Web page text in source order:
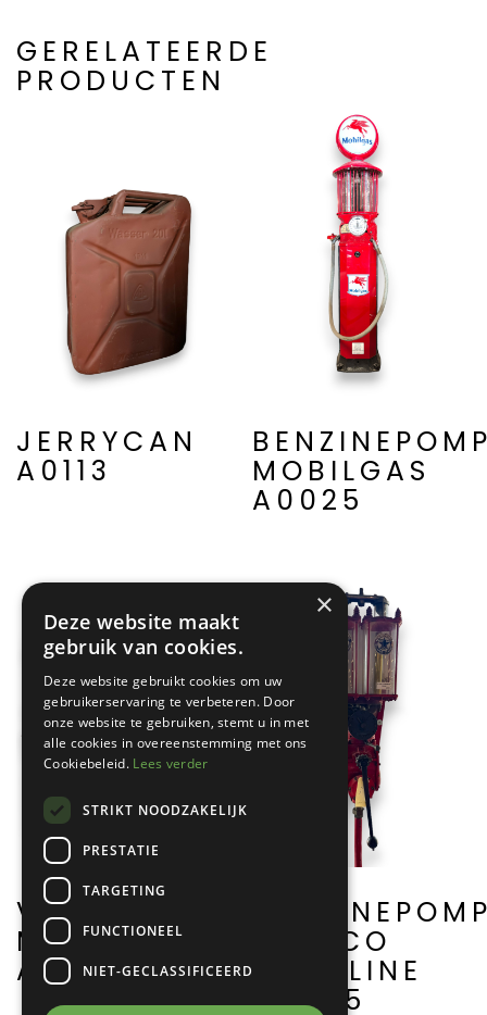
GERELATEERDE
PRODUCTEN
JERRYCAN
A0113 MOBILGAS
A0025
VITRINE
MET SCHIP
A0084
TEXACO
GASOLINE
A0005
×
Deze website maakt
gebruik van cookies.
Deze website gebruikt cookies om uw
gebruikerservaring te verbeteren. Door
onze website te gebruiken, stemt u in met
alle cookies in overeenstemming met ons
Cookiebeleid. Lees verder
STRIKT NOODZAKELIJK
PRESTATIE
TARGETING
FUNCTIONEEL
NIET-GECLASSIFICEERD